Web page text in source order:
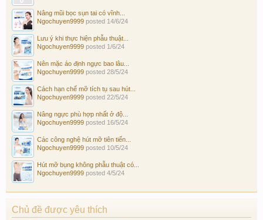
Nâng mũi bọc sụn tai có vĩnh...
Ngochuyen9999 posted 14/6/24
Lưu ý khi thực hiện phẫu thuật...
Ngochuyen9999 posted 1/6/24
Nên mặc áo định ngực bao lâu...
Ngochuyen9999 posted 28/5/24
Cách hạn chế mỡ tích tụ sau hút...
Ngochuyen9999 posted 22/5/24
Nâng ngực phù hợp nhất ở độ...
Ngochuyen9999 posted 16/5/24
Các công nghệ hút mỡ tiên tiến...
Ngochuyen9999 posted 10/5/24
Hút mỡ bụng không phẫu thuật có...
Ngochuyen9999 posted 4/5/24
Chủ đề được yêu thích